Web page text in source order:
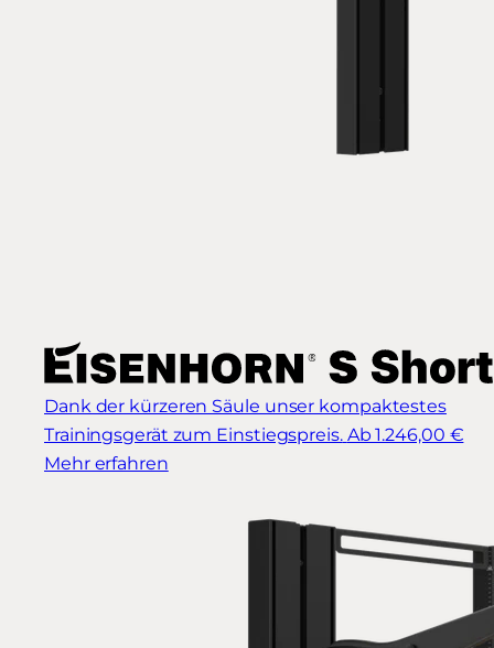
Dank der kürzeren Säule unser kompaktestes
Trainingsgerät zum Einstiegspreis. Ab 1.246,00 €
Mehr erfahren